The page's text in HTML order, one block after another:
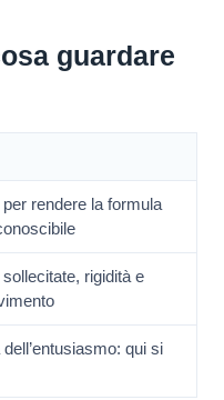
guardare
rendere la formula
rigidità e
qui si